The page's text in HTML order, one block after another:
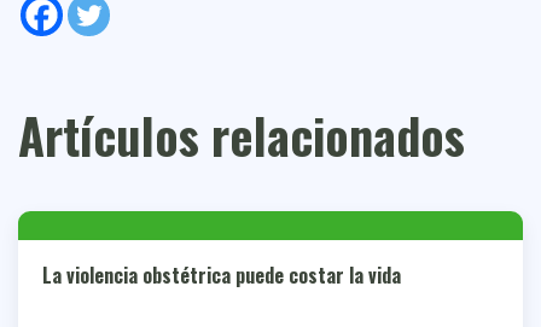
Artículos relacionados
La violencia obstétrica puede costar la vida